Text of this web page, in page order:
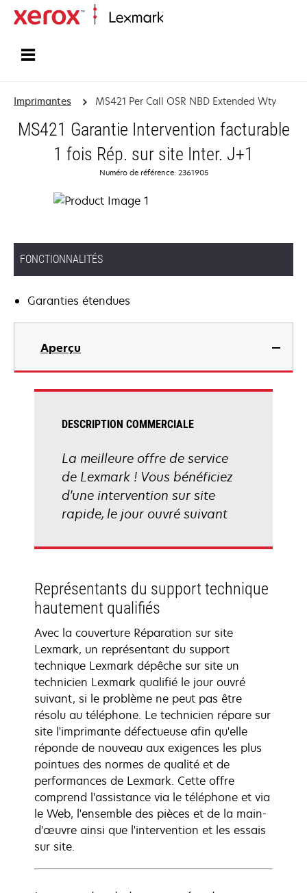
Imprimantes MS421 Per Call OSR NBD Extended Wty
MS421 Garantie Intervention facturable
1 fois Rép. sur site Inter. J+1
Numéro de référence: 2361905
FONCTIONNALITÉS
Garanties étendues
Aperçu
DESCRIPTION COMMERCIALE
La meilleure offre de service
de Lexmark ! Vous bénéficiez
d'une intervention sur site
rapide, le jour ouvré suivant
Représentants du support technique
hautement qualifiés
Avec la couverture Réparation sur site
Lexmark, un représentant du support
technique Lexmark dépêche sur site un
technicien Lexmark qualifié le jour ouvré
suivant, si le problème ne peut pas être
résolu au téléphone. Le technicien répare sur
site l'imprimante défectueuse afin qu'elle
réponde de nouveau aux exigences les plus
pointues des normes de qualité et de
performances de Lexmark. Cette offre
comprend l'assistance via le téléphone et via
le Web, l'ensemble des pièces et de la main-
d'œuvre ainsi que l'intervention et les essais
sur site.